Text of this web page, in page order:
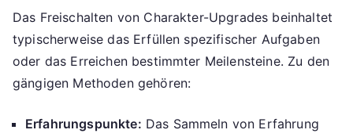
Das Freischalten von Charakter-Upgrades beinhaltet
typischerweise das Erfüllen spezifischer Aufgaben
oder das Erreichen bestimmter Meilensteine. Zu den
gängigen Methoden gehören:
Erfahrungspunkte: Das Sammeln von Erfahrung